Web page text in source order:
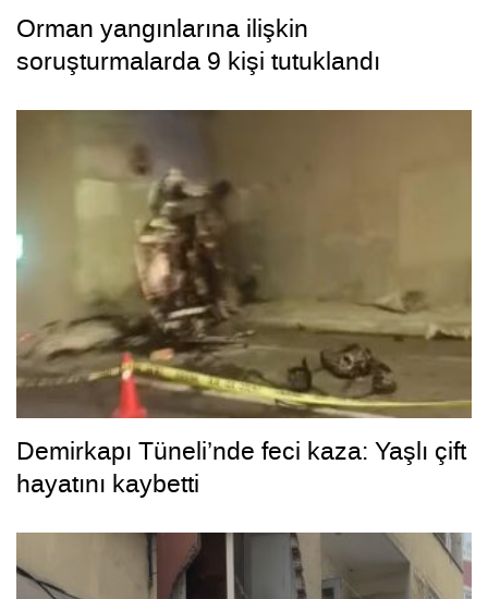
Orman yangınlarına ilişkin
soruşturmalarda 9 kişi tutuklandı
Demirkapı Tüneli’nde feci kaza: Yaşlı çift
hayatını kaybetti